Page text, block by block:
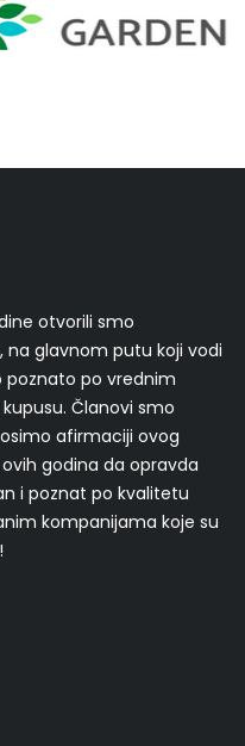
otvorili smo
na glavnom putu koji vodi
poznato po vrednim
Članovi smo
afirmaciji ovog
godina da opravda
i poznat po kvalitetu
kompanijama koje su